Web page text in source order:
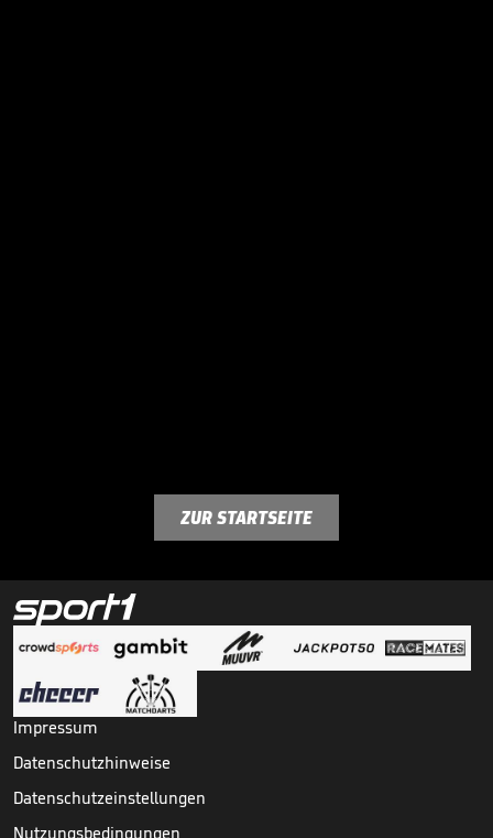
ZUR STARTSEITE
Impressum
Datenschutzhinweise
Datenschutzeinstellungen
Nutzungsbedingungen